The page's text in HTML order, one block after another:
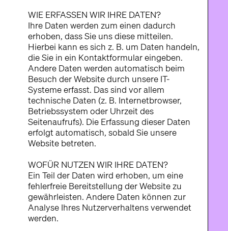
WIE ERFASSEN WIR IHRE DATEN?
Ihre Daten werden zum einen dadurch
erhoben, dass Sie uns diese mitteilen.
Hierbei kann es sich z. B. um Daten handeln,
die Sie in ein Kontaktformular eingeben.
Andere Daten werden automatisch beim
Besuch der Website durch unsere IT-
Systeme erfasst. Das sind vor allem
technische Daten (z. B. Internetbrowser,
Betriebssystem oder Uhrzeit des
Seitenaufrufs). Die Erfassung dieser Daten
erfolgt automatisch, sobald Sie unsere
Website betreten.
WOFÜR NUTZEN WIR IHRE DATEN?
Ein Teil der Daten wird erhoben, um eine
fehlerfreie Bereitstellung der Website zu
gewährleisten. Andere Daten können zur
Analyse Ihres Nutzerverhaltens verwendet
werden.